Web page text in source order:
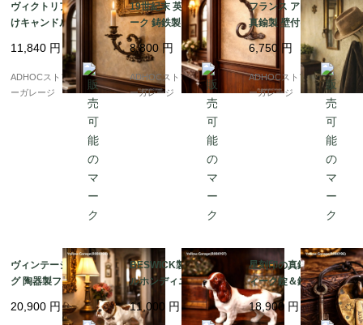
ヴィクトリアン調 壁付
けキャンドルスタンド
｜鋳鉄製・回転アーム
式（20cm）
11,840 円
ADHOCストア・イエロ
ーガレージ
19世紀末 英仏アンティ
ーク 鋳鉄製ウォールフ
ック（帽子＆コート
用）
8,800 円
ADHOCストア・イエロ
ーガレージ
フランス アンティーク
真鍮製 壁付けフック B
REVETE刻印 球体装飾
帽子・ガウン用（約23
cm）
6,750 円
ADHOCストア・イエロ
ーガレージ
ヴィンテージ ブルドッ
グ 陶器製フィギュリン
｜イギリス風クラシッ
ク装飾
20,900 円
BESWICK製 コーイケ
ルホンディエ 陶器フィ
ギュリン（イングラン
ド製・10cm）
11,000 円
星刻印の真鍮製アンテ
ィーク錠＆鍵セット（4
cm）– 守りと願いを閉
じ込めた小さな物語
18,900 円